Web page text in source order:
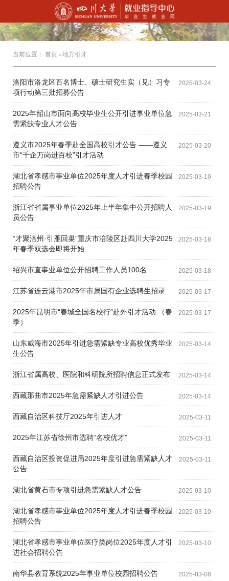
当前位置： 首页 »地方引才
2025-03-24
洛阳市洛龙区百名博士、硕士研究生实（见）习专
项行动第三批招募公告
2025-03-21
2025年韶山市面向高校毕业生公开引进事业单位急
需紧缺专业人才公告
2025-03-20
遵义市2025年春季赴全国高校引才公告 ——遵义
市“千企万岗进百校”引才活动
2025-03-19
湖北省孝感市事业单位2025年度人才引进春季校园
招聘公告
2025-03-19
浙江省省属事业单位2025年上半年集中公开招聘人
员公告
2025-03-18
“才聚涪州·引雁回巢”重庆市涪陵区赴四川大学2025
年春季双选会即将开始
2025-03-18
绍兴市直事业单位公开招聘工作人员100名
2025-03-17
江苏省连云港市2025年市属国有企业选聘生招录
2025-03-17
2025年昆明市“春城全国名校行”赴外引才活动 （春
季）
2025-03-14
山东威海市2025年引进急需紧缺专业高校优秀毕业
生公告
2025-03-14
浙江省属高校、医院和科研院所招聘信息正式发布
2025-03-14
西藏那曲市2025年急需紧缺人才引进公告
2025-03-11
西藏自治区科技厅2025年引进人才
2025-03-11
2025年江苏省徐州市选聘“名校优才”
2025-03-11
西藏自治区投资促进局2025年度引进急需紧缺人才
公告
2025-03-10
湖北省黄石市专项引进急需紧缺人才公告
2025-03-10
湖北省孝感市事业单位2025年度人才引进春季校园
招聘公告
2025-03-10
湖北省孝感市事业单位医疗类岗位2025年度人才引
进社会招聘公告
2025-03-08
南华县教育系统2025年事业单位校园招聘公告